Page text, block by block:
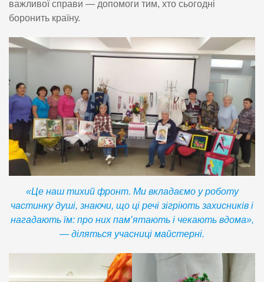
важливої справи — допомоги тим, хто сьогодні
боронить країну.
«Це наш тихий фронт. Ми вкладаємо у роботу
частинку душі, знаючи, що ці речі зігріють захисників і
нагадають їм: про них пам’ятають і чекають вдома»,
— діляться учасниці майстерні.